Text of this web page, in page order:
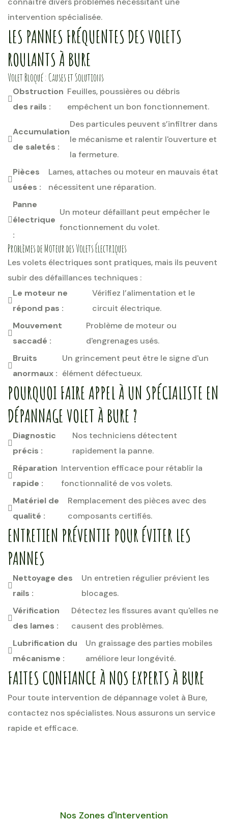
intervention spécialisée.
LES PANNES FRÉQUENTES DES VOLETS
ROULANTS À BURE
Volet Bloqué : Causes et Solutions
Obstruction
des rails :
Feuilles, poussières ou débris
empêchent un bon fonctionnement.
Accumulation
de saletés :
Des particules peuvent s’infiltrer dans
le mécanisme et ralentir l'ouverture et
la fermeture.
Pièces
usées :
Lames, attaches ou moteur en mauvais état
nécessitent une réparation.
Panne
électrique
:
Un moteur défaillant peut empêcher le
fonctionnement du volet.
Problèmes de Moteur des Volets Électriques
Les volets électriques sont pratiques, mais ils peuvent
subir des défaillances techniques :
Le moteur ne
répond pas :
Vérifiez l’alimentation et le
circuit électrique.
Mouvement
saccadé :
Problème de moteur ou
d'engrenages usés.
Bruits
anormaux :
Un grincement peut être le signe d'un
élément défectueux.
POURQUOI FAIRE APPEL À UN SPÉCIALISTE EN
DÉPANNAGE VOLET À BURE ?
Diagnostic
précis :
Nos techniciens détectent
rapidement la panne.
Réparation
rapide :
Intervention efficace pour rétablir la
fonctionnalité de vos volets.
Matériel de
qualité :
Remplacement des pièces avec des
composants certifiés.
ENTRETIEN PRÉVENTIF POUR ÉVITER LES
PANNES
Nettoyage des
rails :
Un entretien régulier prévient les
blocages.
Vérification
des lames :
Détectez les fissures avant qu'elles ne
causent des problèmes.
Lubrification du
mécanisme :
Un graissage des parties mobiles
améliore leur longévité.
FAITES CONFIANCE À NOS EXPERTS À BURE
Pour toute intervention de dépannage volet à Bure,
contactez nos spécialistes. Nous assurons un service
rapide et efficace.
Nos Zones d'Intervention